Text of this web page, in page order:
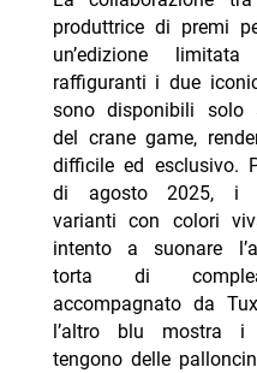
produttrice di premi
un’edizione
raffiguranti i due
sono disponibili solo
del crane game,
difficile ed esclusivo.
di agosto 2025, i
varianti con colori
intento a suonare
torta di
accompagnato da
l’altro blu mostra i
tengono delle